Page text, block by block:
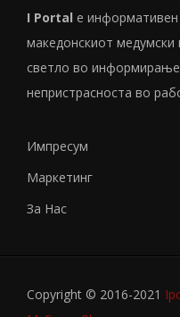
I Portal е информативен
македонскиот медумски
светло во
непристрасноста во
Импресум
Маркетинг
За Нас
Copyright © 2016-2021